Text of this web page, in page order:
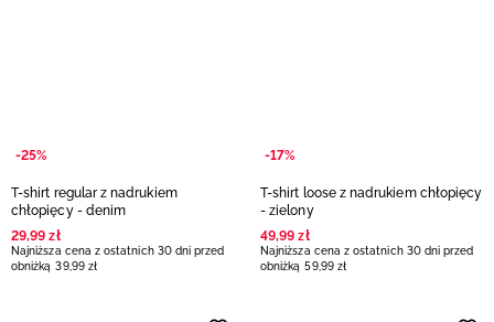
-25%
T-shirt regular z nadrukiem
chłopięcy - denim
29,99 zł
Najniższa cena z ostatnich 30 dni przed
obniżką 39,99 zł
-17%
T-shirt loose z nadrukiem chłopięcy
- zielony
49,99 zł
Najniższa cena z ostatnich 30 dni przed
obniżką 59,99 zł